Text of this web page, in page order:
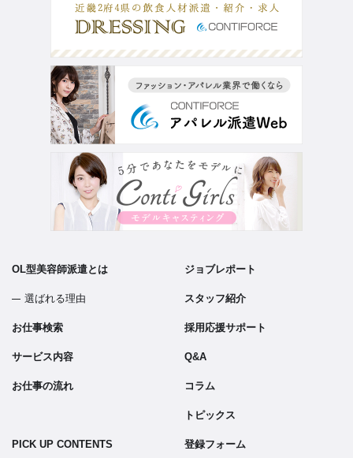
OL型美容師派遣とは
選ばれる理由
お仕事検索
サービス内容
お仕事の流れ
ジョブレポート
スタッフ紹介
採用応援サポート
Q&A
コラム
トピックス
PICK UP CONTENTS 登録フォーム